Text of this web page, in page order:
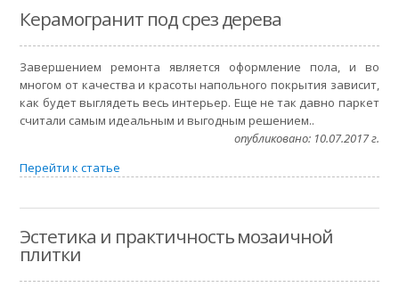
Керамогранит под срез дерева
Завершением ремонта является оформление пола, и во
многом от качества и красоты напольного покрытия зависит,
как будет выглядеть весь интерьер. Еще не так давно паркет
считали самым идеальным и выгодным решением..
опубликовано: 10.07.2017 г.
Перейти к статье
Эстетика и практичность мозаичной
плитки